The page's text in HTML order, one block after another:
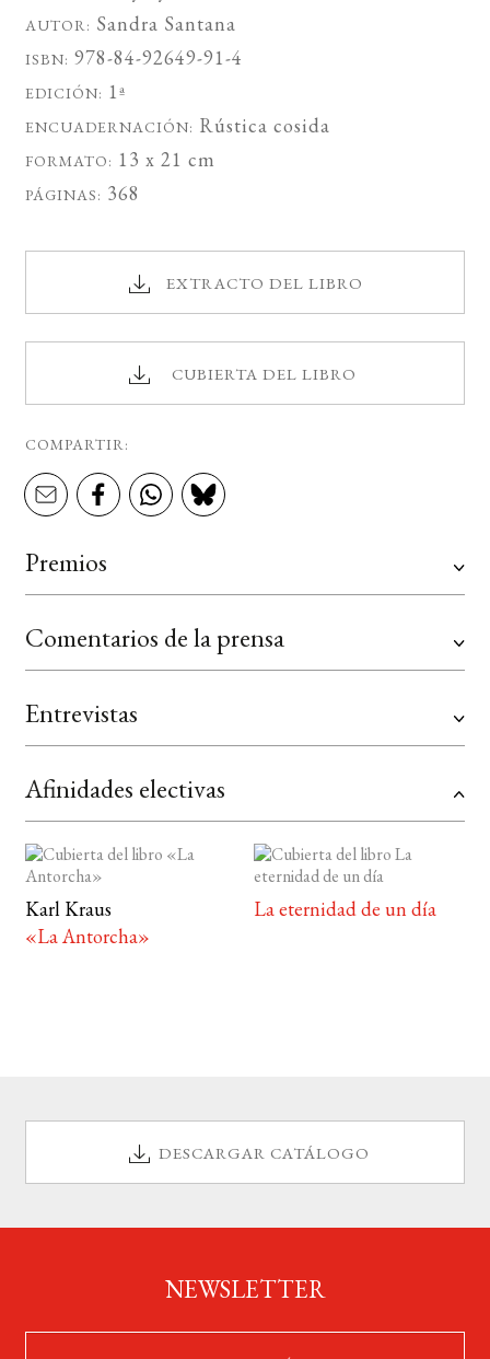
AUTOR: Sandra Santana
ISBN: 978-84-92649-91-4
EDICIÓN: 1ª
ENCUADERNACIÓN: Rústica cosida
FORMATO: 13 x 21 cm
PÁGINAS: 368
EXTRACTO DEL LIBRO
CUBIERTA DEL LIBRO
COMPARTIR:
Premios
Comentarios de la prensa
Entrevistas
Afinidades electivas
Karl Kraus
«La Antorcha»
La eternidad de un día
DESCARGAR CATÁLOGO
NEWSLETTER